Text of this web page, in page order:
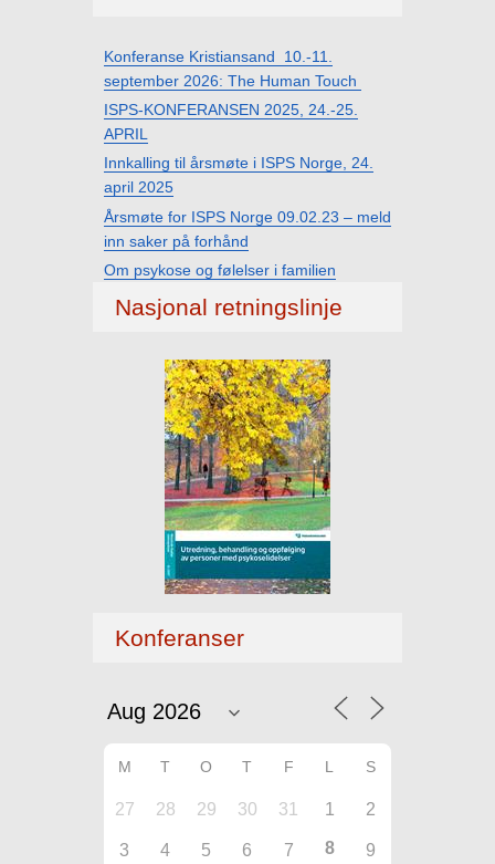
Konferanse Kristiansand 10.-11.
september 2026: The Human Touch
ISPS-KONFERANSEN 2025, 24.-25.
APRIL
Innkalling til årsmøte i ISPS Norge, 24.
april 2025
Årsmøte for ISPS Norge 09.02.23 – meld
inn saker på forhånd
Om psykose og følelser i familien
Nasjonal retningslinje
Konferanser
M T O T F L S
27 28 29 30 31 1 2
3 4 5 6 7 8 9